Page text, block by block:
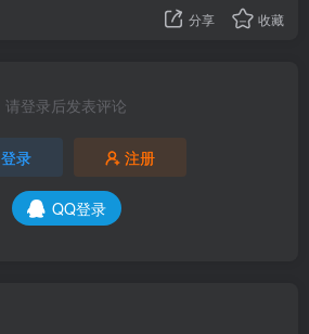
分享 收藏
请登录后发表评论
登录 注册
QQ登录